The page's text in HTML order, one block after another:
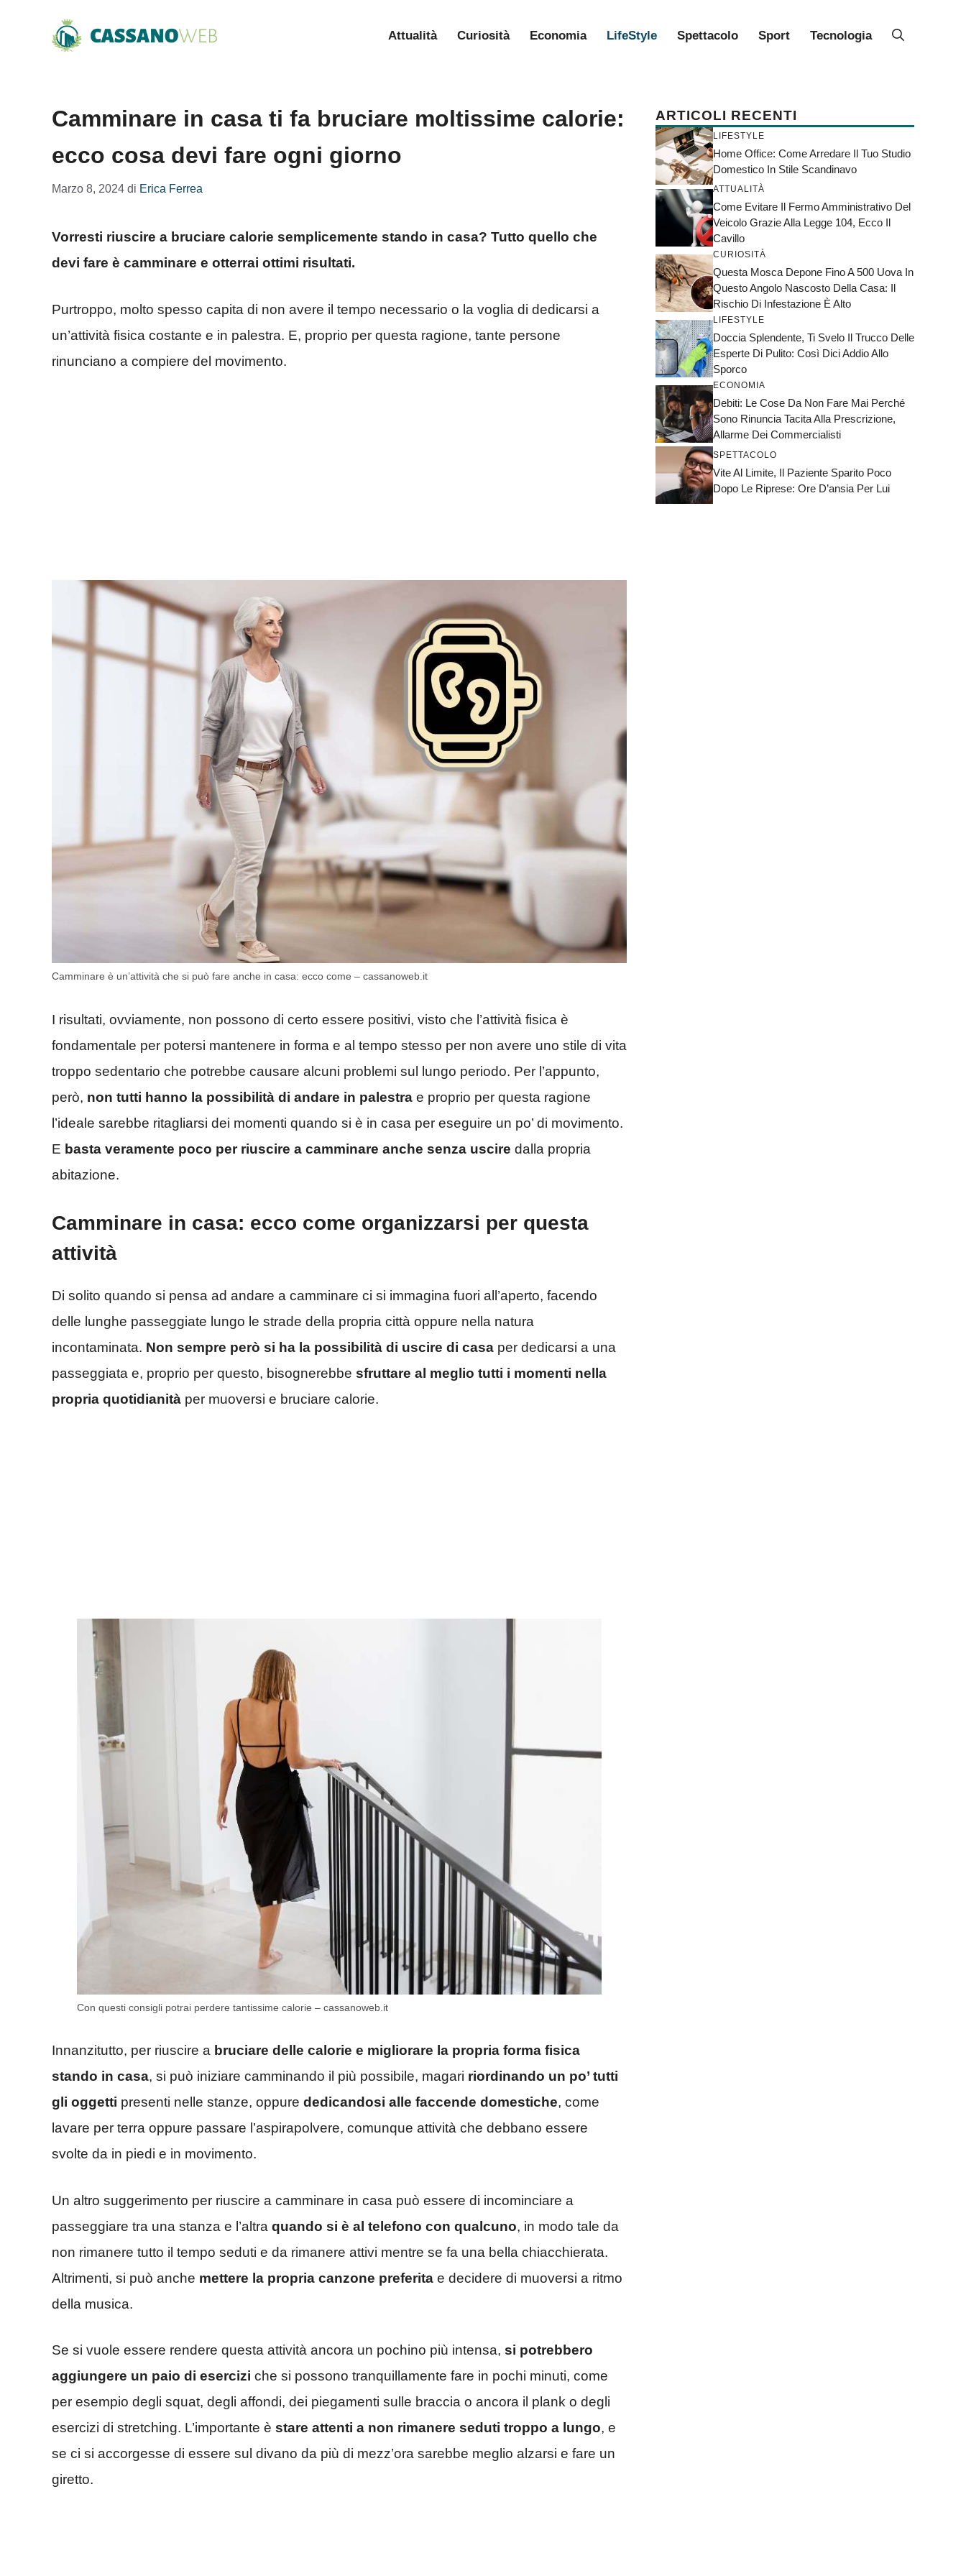
Attualità Curiosità Economia LifeStyle Spettacolo Sport Tecnologia
Camminare in casa ti fa bruciare moltissime calorie:
ecco cosa devi fare ogni giorno
Marzo 8, 2024 di Erica Ferrea
Vorresti riuscire a bruciare calorie semplicemente stando in casa? Tutto quello che
devi fare è camminare e otterrai ottimi risultati.
Purtroppo, molto spesso capita di non avere il tempo necessario o la voglia di dedicarsi a
un’attività fisica costante e in palestra. E, proprio per questa ragione, tante persone
rinunciano a compiere del movimento.
Camminare è un’attività che si può fare anche in casa: ecco come – cassanoweb.it
I risultati, ovviamente, non possono di certo essere positivi, visto che l’attività fisica è
fondamentale per potersi mantenere in forma e al tempo stesso per non avere uno stile di vita
troppo sedentario che potrebbe causare alcuni problemi sul lungo periodo. Per l’appunto,
però, non tutti hanno la possibilità di andare in palestra e proprio per questa ragione
l’ideale sarebbe ritagliarsi dei momenti quando si è in casa per eseguire un po’ di movimento.
E basta veramente poco per riuscire a camminare anche senza uscire dalla propria
abitazione.
Camminare in casa: ecco come organizzarsi per questa
attività
Di solito quando si pensa ad andare a camminare ci si immagina fuori all’aperto, facendo
delle lunghe passeggiate lungo le strade della propria città oppure nella natura
incontaminata. Non sempre però si ha la possibilità di uscire di casa per dedicarsi a una
passeggiata e, proprio per questo, bisognerebbe sfruttare al meglio tutti i momenti nella
propria quotidianità per muoversi e bruciare calorie.
Con questi consigli potrai perdere tantissime calorie – cassanoweb.it
Innanzitutto, per riuscire a bruciare delle calorie e migliorare la propria forma fisica
stando in casa, si può iniziare camminando il più possibile, magari riordinando un po’ tutti
gli oggetti presenti nelle stanze, oppure dedicandosi alle faccende domestiche, come
lavare per terra oppure passare l’aspirapolvere, comunque attività che debbano essere
svolte da in piedi e in movimento.
Un altro suggerimento per riuscire a camminare in casa può essere di incominciare a
passeggiare tra una stanza e l’altra quando si è al telefono con qualcuno, in modo tale da
non rimanere tutto il tempo seduti e da rimanere attivi mentre se fa una bella chiacchierata.
Altrimenti, si può anche mettere la propria canzone preferita e decidere di muoversi a ritmo
della musica.
Se si vuole essere rendere questa attività ancora un pochino più intensa, si potrebbero
aggiungere un paio di esercizi che si possono tranquillamente fare in pochi minuti, come
per esempio degli squat, degli affondi, dei piegamenti sulle braccia o ancora il plank o degli
esercizi di stretching. L’importante è stare attenti a non rimanere seduti troppo a lungo, e
se ci si accorgesse di essere sul divano da più di mezz’ora sarebbe meglio alzarsi e fare un
giretto.
ARTICOLI RECENTI
LIFESTYLE
Home Office: Come Arredare Il Tuo Studio
Domestico In Stile Scandinavo
ATTUALITÀ
Come Evitare Il Fermo Amministrativo Del
Veicolo Grazie Alla Legge 104, Ecco Il
Cavillo
CURIOSITÀ
Questa Mosca Depone Fino A 500 Uova In
Questo Angolo Nascosto Della Casa: Il
Rischio Di Infestazione È Alto
LIFESTYLE
Doccia Splendente, Ti Svelo Il Trucco Delle
Esperte Di Pulito: Così Dici Addio Allo
Sporco
ECONOMIA
Debiti: Le Cose Da Non Fare Mai Perché
Sono Rinuncia Tacita Alla Prescrizione,
Allarme Dei Commercialisti
SPETTACOLO
Vite Al Limite, Il Paziente Sparito Poco
Dopo Le Riprese: Ore D’ansia Per Lui